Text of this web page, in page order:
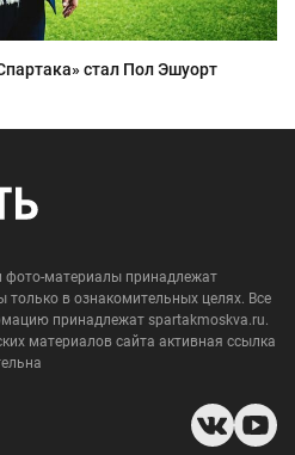
стал Пол Эшуорт
фото-материалы принадлежат
в ознакомительных целях. Все
принадлежат spartakmoskva.ru.
материалов сайта активная ссылка